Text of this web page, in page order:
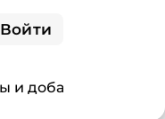
Войти
и добавки